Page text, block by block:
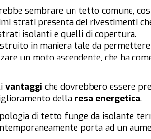
sembrare un tetto comune,
strati presenta dei rivestimenti
isolanti e quelli di copertura.
in maniera tale da permettere
un moto ascendente, che ha
vantaggi che dovrebbero essere
della resa energetica.
di tetto funge da isolante
porta ad un